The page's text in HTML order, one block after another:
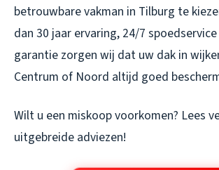
betrouwbare vakman in Tilburg te
dan 30 jaar ervaring, 24/7
garantie zorgen wij dat uw dak in
Centrum of Noord altijd goed
Wilt u een miskoop voorkomen? Lees
uitgebreide adviezen!